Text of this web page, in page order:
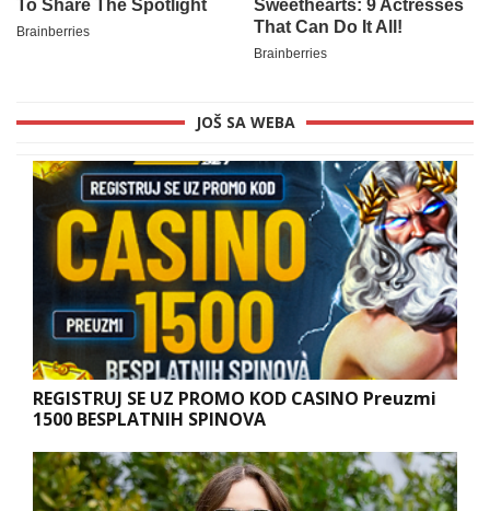
JOŠ SA WEBA
REGISTRUJ SE UZ PROMO KOD CASINO Preuzmi
1500 BESPLATNIH SPINOVA